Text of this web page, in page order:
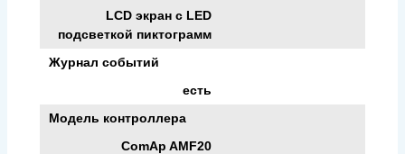
LCD экран с LED
подсветкой пиктограмм
Журнал событий
есть
Модель контроллера
ComAp AMF20